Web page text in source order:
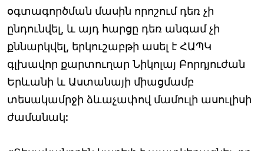
օգտագործման մասին որոշում դեռ չի
ընդունվել, և այդ հարցը դեռ անգամ չի
քննարկվել, երկուշաբթի ասել է ՀԱՊԿ
գլխավոր քարտուղար Նիկոլայ Բորդյուժան
Երևանի և Աստանայի միացմամբ
տեսակամրջի ձևաչափով մամուլի ասուլիսի
ժամանակ: